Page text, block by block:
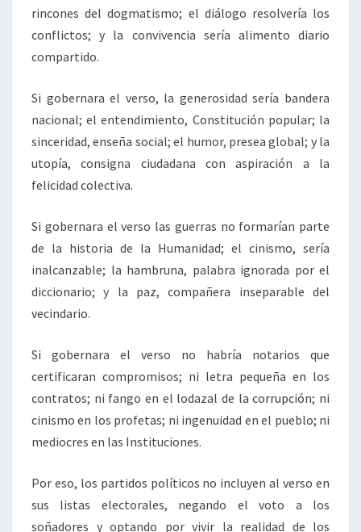
rincones del dogmatismo; el diálogo resolvería los
conflictos; y la convivencia sería alimento diario
compartido.
Si gobernara el verso, la generosidad sería bandera
nacional; el entendimiento, Constitución popular; la
sinceridad, enseña social; el humor, presea global; y la
utopía, consigna ciudadana con aspiración a la
felicidad colectiva.
Si gobernara el verso las guerras no formarían parte
de la historia de la Humanidad; el cinismo, sería
inalcanzable; la hambruna, palabra ignorada por el
diccionario; y la paz, compañera inseparable del
vecindario.
Si gobernara el verso no habría notarios que
certificaran compromisos; ni letra pequeña en los
contratos; ni fango en el lodazal de la corrupción; ni
cinismo en los profetas; ni ingenuidad en el pueblo; ni
mediocres en las Instituciones.
Por eso, los partidos políticos no incluyen al verso en
sus listas electorales, negando el voto a los
soñadores y optando por vivir la realidad de los